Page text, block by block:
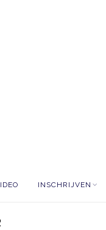
INSCHRIJVEN